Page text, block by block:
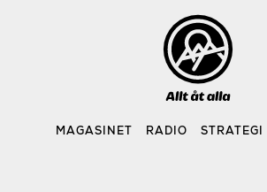
MAGASINET RADIO STRATEGI